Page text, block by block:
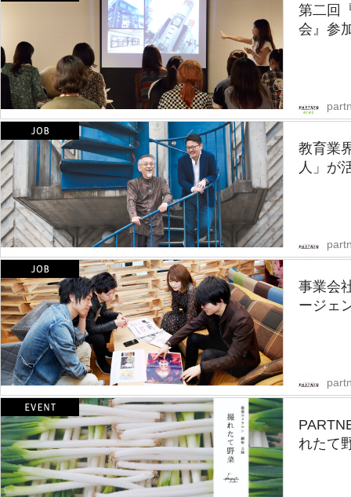
第二回
会』参
教育業
人」が
事業会
ージェ
れたて